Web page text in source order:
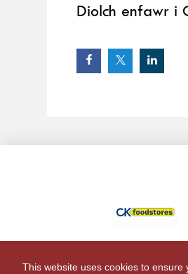
This website uses cookies to ensure
Diolch enfawr i